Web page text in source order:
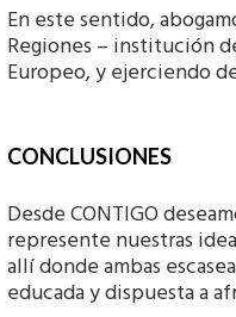
En este sentido,
Regiones – institución
Europeo, y ejerciendo
CONCLUSIONES
Desde CONTIGO
represente nuestras
allí donde ambas
educada y dispuesta a